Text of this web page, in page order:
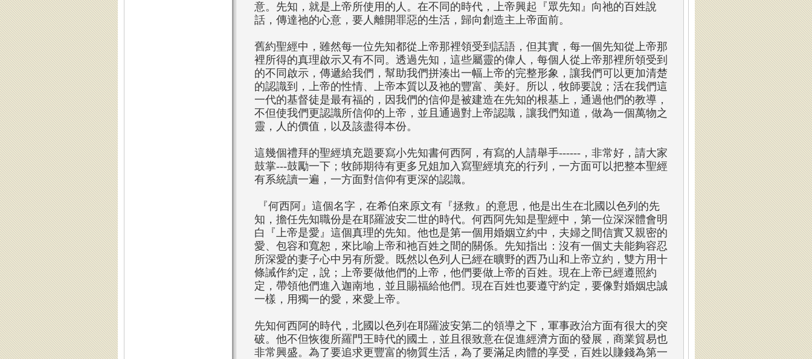
意。先知，就是上帝所使用的人。在不同的時代，上帝興起『眾先知』向祂的百姓說
話，傳達祂的心意，要人離開罪惡的生活，歸向創造主上帝面前。
舊約聖經中，雖然每一位先知都從上帝那裡領受到話語，但其實，每一個先知從上帝那
裡所得的真理啟示又有不同。透過先知，這些屬靈的偉人，每個人從上帝那裡所領受到
的不同啟示，傳遞給我們，幫助我們拼湊出一幅上帝的完整形象，讓我們可以更加清楚
的認識到，上帝的性情、上帝本質以及祂的豐富、美好。所以，牧師要說；活在我們這
一代的基督徒是最有福的，因我們的信仰是被建造在先知的根基上，通過他們的教導，
不但使我們更認識所信仰的上帝，並且通過對上帝認識，讓我們知道，做為一個萬物之
靈，人的價值，以及該盡得本份。
這幾個禮拜的聖經填充題要寫小先知書何西阿，有寫的人請舉手------，非常好，請大家
鼓掌---鼓勵一下；牧師期待有更多兄姐加入寫聖經填充的行列，一方面可以把整本聖經
有系統讀一遍，一方面對信仰有更深的認識。
『何西阿』這個名字，在希伯來原文有『拯救』的意思，他是出生在北國以色列的先
知，擔任先知職份是在耶羅波安二世的時代。何西阿先知是聖經中，第一位深深體會明
白『上帝是愛』這個真理的先知。他也是第一個用婚姻立約中，夫婦之間信實又親密的
愛、包容和寬恕，來比喻上帝和祂百姓之間的關係。先知指出：沒有一個丈夫能夠容忍
所深愛的妻子心中另有所愛。既然以色列人已經在曠野的西乃山和上帝立約，雙方用十
條誡作約定，說；上帝要做他們的上帝，他們要做上帝的百姓。現在上帝已經遵照約
定，帶領他們進入迦南地，並且賜福給他們。現在百姓也要遵守約定，要像對婚姻忠誠
一樣，用獨一的愛，來愛上帝。
先知何西阿的時代，北國以色列在耶羅波安第二的領導之下，軍事政治方面有很大的突
破。他不但恢復所羅門王時代的國土，並且很致意在促進經濟方面的發展，商業貿易也
非常興盛。為了要追求更豐富的物質生活，為了要滿足肉體的享受，百姓以賺錢為第一